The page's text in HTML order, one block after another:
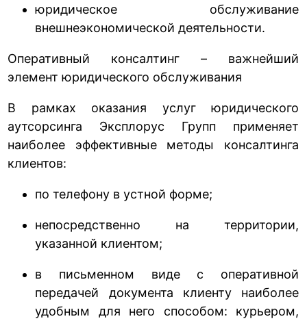
юридическое обслуживание
внешнеэкономической деятельности.
Оперативный консалтинг – важнейший
элемент юридического обслуживания
В рамках оказания услуг юридического
аутсорсинга Эксплорус Групп применяет
наиболее эффективные методы консалтинга
клиентов:
по телефону в устной форме;
непосредственно на территории,
указанной клиентом;
в письменном виде с оперативной
передачей документа клиенту наиболее
удобным для него способом: курьером,